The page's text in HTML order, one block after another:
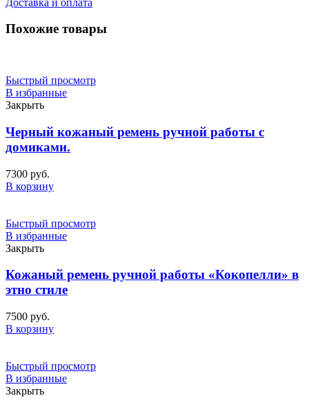
Похожие товары
Быстрый просмотр
В избранные
Закрыть
Черный кожаный ремень ручной работы с
домиками.
7300 руб.
В корзину
Быстрый просмотр
В избранные
Закрыть
Кожаный ремень ручной работы «Кокопелли» в
этно стиле
7500 руб.
В корзину
Быстрый просмотр
В избранные
Закрыть